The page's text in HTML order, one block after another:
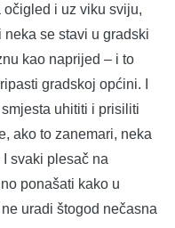
i uz viku sviju,
se stavi u gradski
kao naprijed – i to
gradskoj općini. I
uhititi i prisiliti
ako to zanemari, neka
svaki plesač na
ponašati kako u
uradi štogod nečasna